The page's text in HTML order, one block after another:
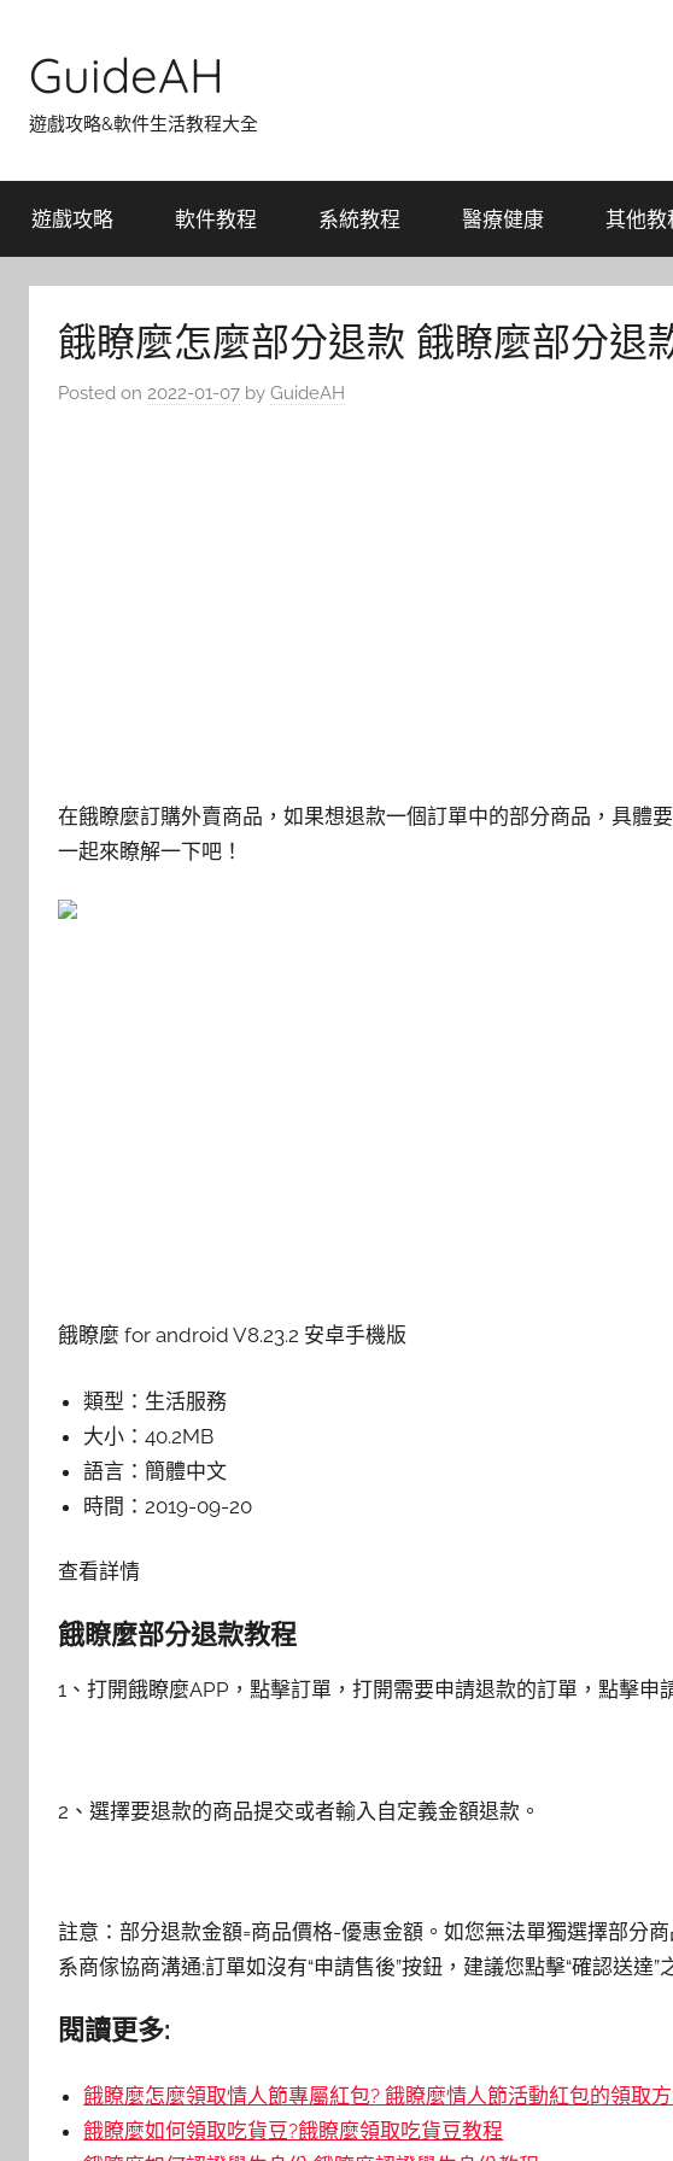
content
GuideAH
遊戲攻略&軟件生活教程大全
遊戲攻略 軟件教程 系統教程 醫療健康 其他教
餓瞭麼怎麼部分退款 餓瞭麼部分退
Posted on 2022-01-07 by GuideAH
在餓瞭麼訂購外賣商品，如果想退款一個訂單中的部分商品，具體
一起來瞭解一下吧！
餓瞭麼 for android V8.23.2 安卓手機版
類型： 生活服務
大小：40.2MB
語言： 簡體中文
時間： 2019-09-20
查看詳情
餓瞭麼部分退款教程
1、打開餓瞭麼APP，點擊訂單，打開需要申請退款的訂單，點擊申
2、選擇要退款的商品提交或者輸入自定義金額退款。
註意：部分退款金額=商品價格-優惠金額。如您無法單獨選擇部分
系商傢協商溝通;訂單如沒有“申請售後”按鈕，建議您點擊“確認送達”
閱讀更多:
餓瞭麼怎麼領取情人節專屬紅包? 餓瞭麼情人節活動紅包的領取
餓瞭麼如何領取吃貨豆?餓瞭麼領取吃貨豆教程